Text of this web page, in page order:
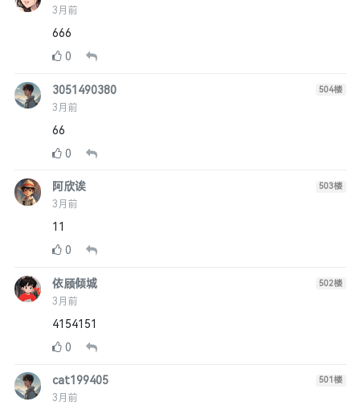
3月前
666
0
3051490380
3月前
504楼
66
0
阿欣诶
3月前
503楼
11
0
依顾倾城
3月前
502楼
4154151
0
cat199405
3月前
501楼